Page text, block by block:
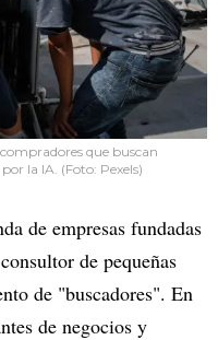
que buscan
la IA. (Foto: Pexels)
de empresas fundadas
de pequeñas
de "buscadores". En
de negocios y